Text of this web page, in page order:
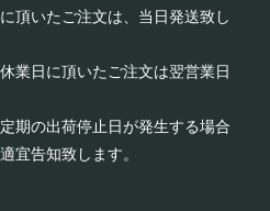
頂いたご注文は、当日発送致し
業日に頂いたご注文は翌営業日
期の出荷停止日が発生する場合
宜告知致します。